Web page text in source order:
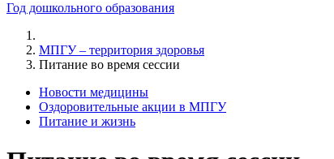
Год дошкольного образования
МПГУ – территория здоровья
Питание во время сессии
Новости медицины
Оздоровительные акции в МПГУ
Питание и жизнь